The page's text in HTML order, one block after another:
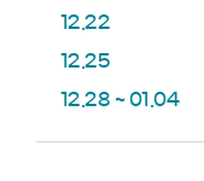
12.22
12.25
12.28 ~ 01.04